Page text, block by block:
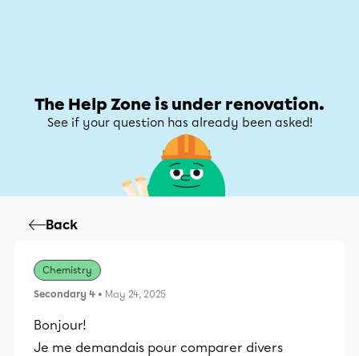
The Help Zone is under renovation.
See if your question has already been asked!
Back
Chemistry
Secondary 4 • May 24, 2025
Bonjour!
Je me demandais pour comparer divers